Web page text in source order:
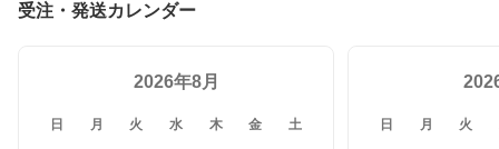
受注・発送カレンダー
2026年8月
日 月 火 水 木 金 土 日 月 火